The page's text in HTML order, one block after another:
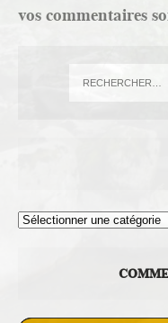
vos commentaires
Thèmes